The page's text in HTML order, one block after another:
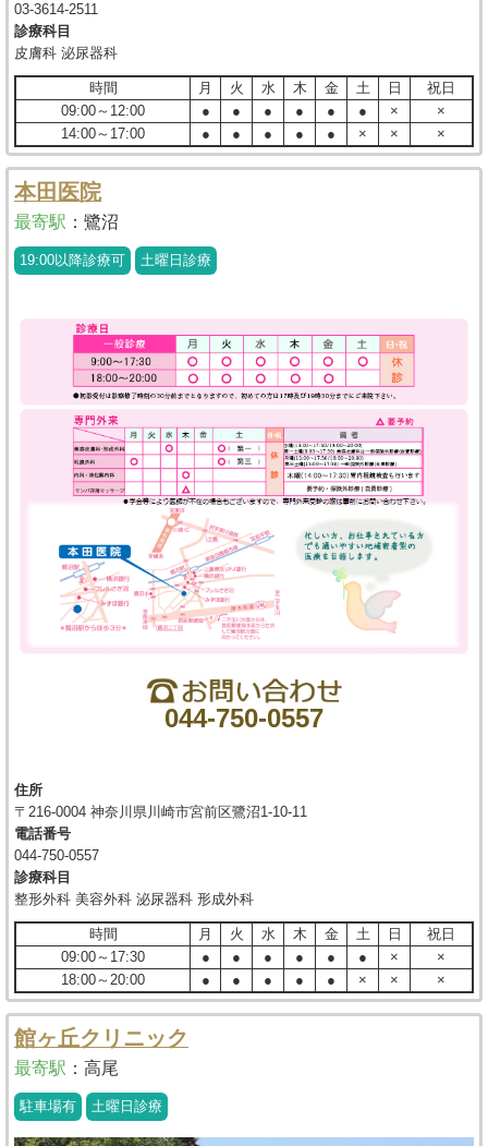
03-3614-2511
診療科目
皮膚科 泌尿器科
時間 月 火 水 木 金 土 日
祝日
09:00～12:00
● ● ● ● ● ● ×
×
14:00～17:00
● ● ● ● ● × × ×
本田医院
最寄駅 ： 鷺沼
19:00以降診療可 土曜日診療
044-750-0557
住所
〒216-0004 神奈川県川崎市宮前区鷺沼1-10-11
電話番号
044-750-0557
診療科目
整形外科 美容外科 泌尿器科 形成外科
時間 月 火 水 木 金 土 日
祝日
09:00～17:30
● ● ● ● ● ● ×
×
18:00～20:00
● ● ● ● ● × × ×
館ヶ丘クリニック
最寄駅 ： 高尾
駐車場有 土曜日診療